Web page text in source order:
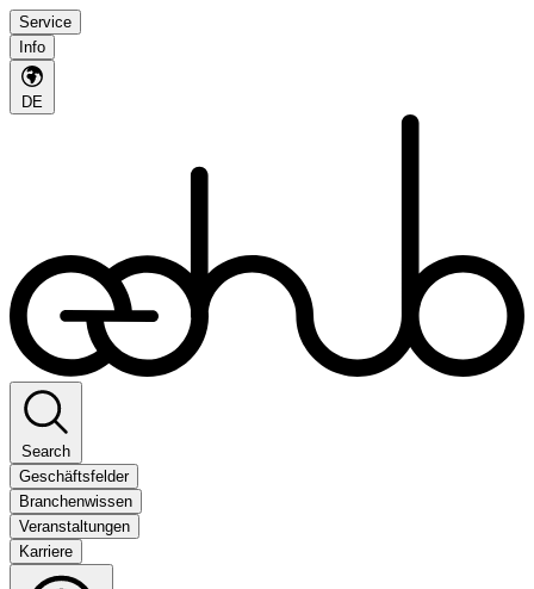
Service
Info
DE
Search
Geschäftsfelder
Branchenwissen
Veranstaltungen
Karriere